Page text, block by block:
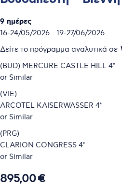
9 ημέρες
16-24/05/2026 19-27/06/2026
Δείτε το πρόγραμμα αναλυτικά σε
(BUD) MERCURE CASTLE HILL 4*
or Similar
(VIE)
ARCOTEL KAISERWASSER 4*
or Similar
(PRG)
CLARION CONGRESS 4*
or Similar
895,00€